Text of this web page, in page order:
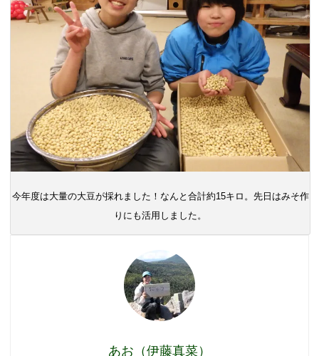
今年度は大量の大豆が採れました！なんと合計約15キロ。先日はみそ作
りにも活用しました。
あお（伊藤真菜）